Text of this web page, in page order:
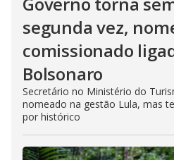
segunda vez,
comissionado
Bolsonaro
Secretário no Ministério do
nomeado na gestão Lula, mas
por histórico